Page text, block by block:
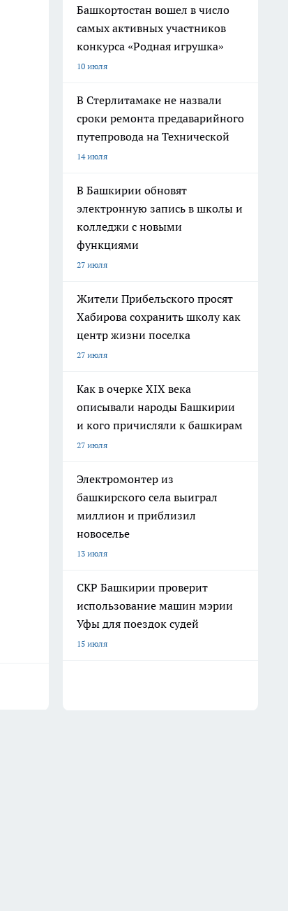
Башкортостан вошел в число
самых активных участников
конкурса «Родная игрушка»
10 июля
В Стерлитамаке не назвали
сроки ремонта предаварийного
путепровода на Технической
14 июля
В Башкирии обновят
электронную запись в школы и
колледжи с новыми
функциями
27 июля
Жители Прибельского просят
Хабирова сохранить школу как
центр жизни поселка
27 июля
Как в очерке XIX века
описывали народы Башкирии
и кого причисляли к башкирам
27 июля
Электромонтер из
башкирского села выиграл
миллион и приблизил
новоселье
13 июля
СКР Башкирии проверит
использование машин мэрии
Уфы для поездок судей
15 июля